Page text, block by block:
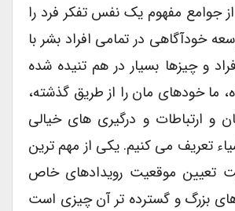
جوامع مفهوم یک نفس تفکر فرد را
خودآگاهی در تمامی افراد بشر با
و چیزها بسیار در هم تنیده شده
ما خودهای مان را از طریق گذشته،
و ارتباطات و درگیری های خیالی
تعریف می کنیم. یکی از مهم ترین
تعیین موقعیت رویدادهای خاص
بزرگ و گسترده تر آن چیزی است